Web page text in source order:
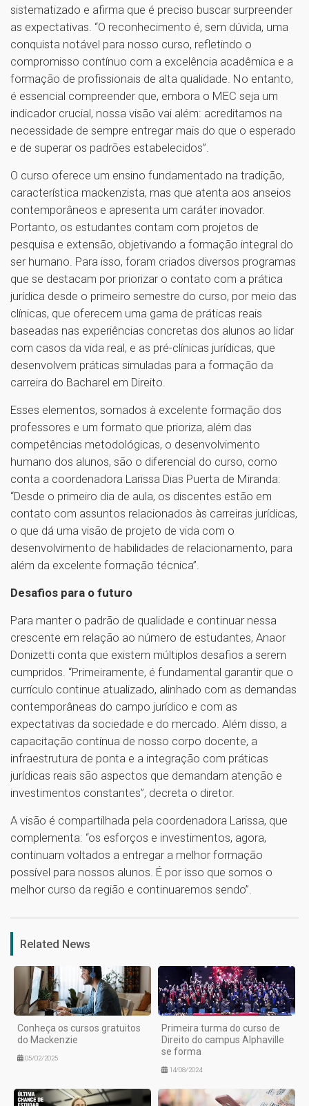
sistematizado e afirma que é preciso buscar surpreender
as expectativas. “O reconhecimento é, sem dúvida, uma
conquista notável para nosso curso, refletindo o
compromisso contínuo com a excelência acadêmica e a
formação de profissionais de alta qualidade. No entanto,
é essencial compreender que, embora o MEC seja um
indicador crucial, nossa visão vai além: acreditamos na
necessidade de sempre entregar mais do que o esperado
e de superar os padrões estabelecidos”.
O curso oferece um ensino fundamentado na tradição,
característica mackenzista, mas que atenta aos anseios
contemporâneos e apresenta um caráter inovador.
Portanto, os estudantes contam com projetos de
pesquisa e extensão, objetivando a formação integral do
ser humano. Para isso, foram criados diversos programas
que se destacam por priorizar o contato com a prática
jurídica desde o primeiro semestre do curso, por meio das
clínicas, que oferecem uma gama de práticas reais
baseadas nas experiências concretas dos alunos ao lidar
com casos da vida real, e as pré-clínicas jurídicas, que
desenvolvem práticas simuladas para a formação da
carreira do Bacharel em Direito.
Esses elementos, somados à excelente formação dos
professores e um formato que prioriza, além das
competências metodológicas, o desenvolvimento
humano dos alunos, são o diferencial do curso, como
conta a coordenadora Larissa Dias Puerta de Miranda:
“Desde o primeiro dia de aula, os discentes estão em
contato com assuntos relacionados às carreiras jurídicas,
o que dá uma visão de projeto de vida com o
desenvolvimento de habilidades de relacionamento, para
além da excelente formação técnica”.
Desafios para o futuro
Para manter o padrão de qualidade e continuar nessa
crescente em relação ao número de estudantes, Anaor
Donizetti conta que existem múltiplos desafios a serem
cumpridos. “Primeiramente, é fundamental garantir que o
currículo continue atualizado, alinhado com as demandas
contemporâneas do campo jurídico e com as
expectativas da sociedade e do mercado. Além disso, a
capacitação contínua de nosso corpo docente, a
infraestrutura de ponta e a integração com práticas
jurídicas reais são aspectos que demandam atenção e
investimentos constantes”, decreta o diretor.
A visão é compartilhada pela coordenadora Larissa, que
complementa: “os esforços e investimentos, agora,
continuam voltados a entregar a melhor formação
possível para nossos alunos. É por isso que somos o
melhor curso da região e continuaremos sendo”.
1
Related News
Conheça os cursos gratuitos
do Mackenzie
05/02/2025
Primeira turma do curso de
Direito do campus Alphaville
se forma
14/08/2024